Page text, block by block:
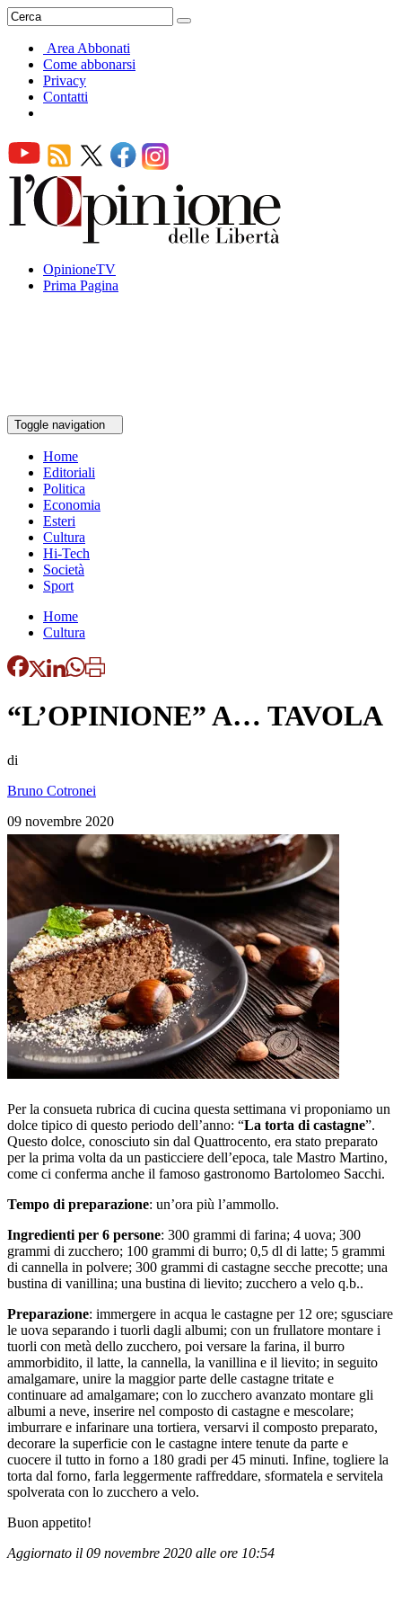
Area Abbonati
Come abbonarsi
Privacy
Contatti
OpinioneTV
Prima Pagina
Toggle navigation
Home
Editoriali
Politica
Economia
Esteri
Cultura
Hi-Tech
Società
Sport
Home
Cultura
“L’OPINIONE” A… TAVOLA
di
Bruno Cotronei
09 novembre 2020
Per la consueta rubrica di cucina questa settimana vi proponiamo un
dolce tipico di questo periodo dell’anno: “La torta di castagne”.
Questo dolce, conosciuto sin dal Quattrocento, era stato preparato
per la prima volta da un pasticciere dell’epoca, tale Mastro Martino,
come ci conferma anche il famoso gastronomo Bartolomeo Sacchi.
Tempo di preparazione: un’ora più l’ammollo.
Ingredienti per 6 persone: 300 grammi di farina; 4 uova; 300
grammi di zucchero; 100 grammi di burro; 0,5 dl di latte; 5 grammi
di cannella in polvere; 300 grammi di castagne secche precotte; una
bustina di vanillina; una bustina di lievito; zucchero a velo q.b..
Preparazione: immergere in acqua le castagne per 12 ore; sgusciare
le uova separando i tuorli dagli albumi; con un frullatore montare i
tuorli con metà dello zucchero, poi versare la farina, il burro
ammorbidito, il latte, la cannella, la vanillina e il lievito; in seguito
amalgamare, unire la maggior parte delle castagne tritate e
continuare ad amalgamare; con lo zucchero avanzato montare gli
albumi a neve, inserire nel composto di castagne e mescolare;
imburrare e infarinare una tortiera, versarvi il composto preparato,
decorare la superficie con le castagne intere tenute da parte e
cuocere il tutto in forno a 180 gradi per 45 minuti. Infine, togliere la
torta dal forno, farla leggermente raffreddare, sformatela e servitela
spolverata con lo zucchero a velo.
Buon appetito!
Aggiornato il 09 novembre 2020 alle ore 10:54